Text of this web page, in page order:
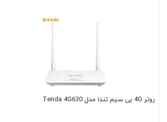
روتر 4G بی سیم تندا مدل Tenda 4G630